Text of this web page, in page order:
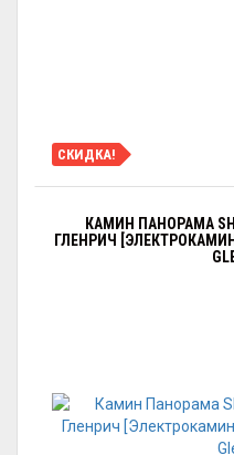
СКИДКА!
КАМИН ПАНОРАМА
ГЛЕНРИЧ